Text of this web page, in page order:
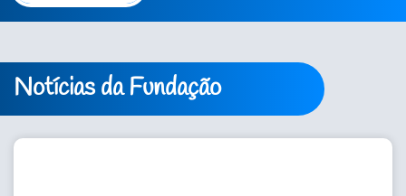
Notícias da Fundação